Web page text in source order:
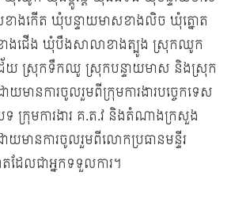
ខាងកើត ឃុំបន្ទាយមាសខាងលិច ឃុំត្នោត
ងជើង ឃុំបឹងសាលាខាងត្បូង ស្រុកឈូក
យ ស្រុកទឹកឈូ ស្រុកបន្ទាយមាស និងស្រុក
យមានការចូលរួមពីក្រុមការងារបច្ចេកទេស
ទ ក្រុមការងារ គ.ត.វ និងតំណាងក្រសួង
ោយមានការចូលរួមពីលោកប្រធានមន្ទីរ
ដែលជាអ្នកទទួលការ។